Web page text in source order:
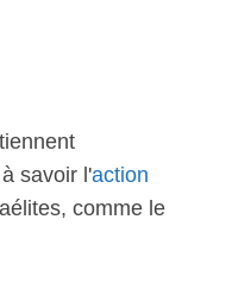
savoir l'action
comme le